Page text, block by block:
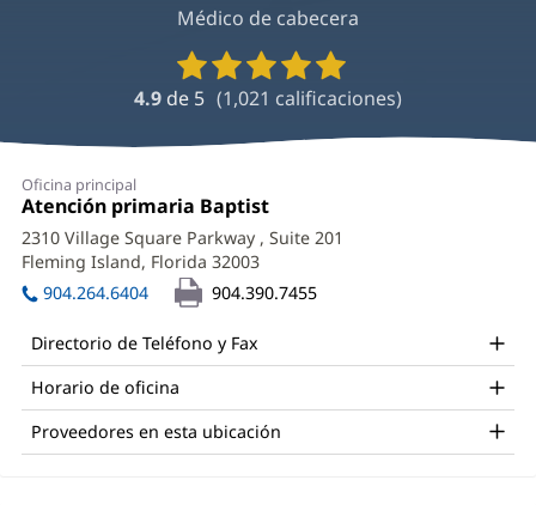
Médico de cabecera
Calificaciones
y
reseñas
proveedores
4.9 de 5 (1,021 calificaciones)
Oficina principal
Oficina
1:
Atención primaria Baptist
abre
en
ventana
2310 Village Square Parkway , Suite 201
Fleming Island, Florida 32003
abre
904.264.6404 904.390.7455
Directorio de Teléfono y Fax
Horario de oficina
Proveedores en esta ubicación